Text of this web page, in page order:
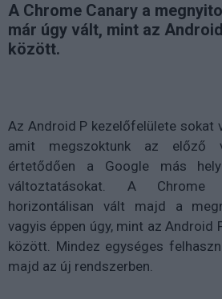
A Chrome Canary a
már úgy vált, mint az
között.
Az Android P kezelőfelülete sokat
amit megszoktunk az előző
értetődően a Google más
változtatásokat. A Chrome
horizontálisan vált majd a
vagyis éppen úgy, mint az Android
között. Mindez egységes
majd az új rendszerben.